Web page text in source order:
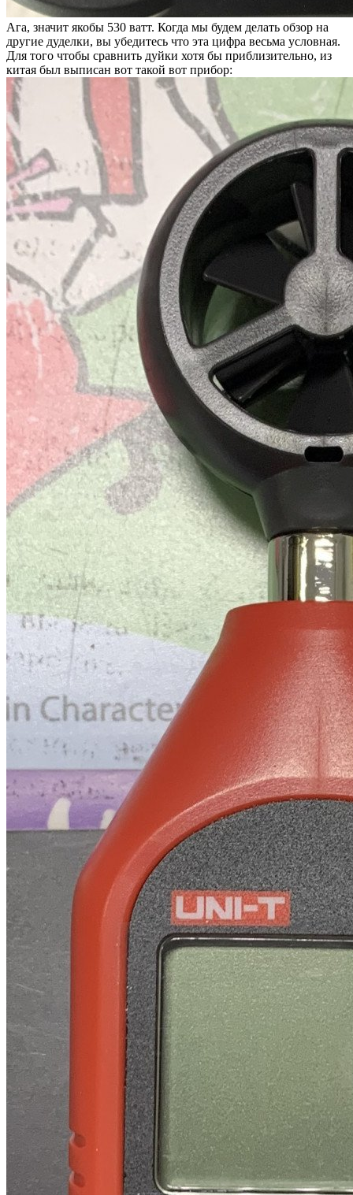
Ага, значит якобы 530 ватт. Когда мы будем делать обзор на
другие дуделки, вы убедитесь что эта цифра весьма условная.
Для того чтобы сравнить дуйки хотя бы приблизительно, из
китая был выписан вот такой вот прибор: